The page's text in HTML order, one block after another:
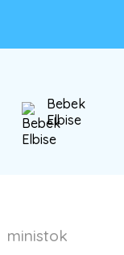
Bebek
Elbise
ministok